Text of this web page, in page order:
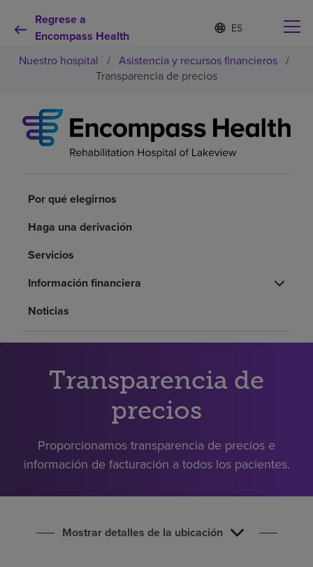
Regrese a
Encompass Health
Lista
de
idiomas
contraída
d
o
m
e
c
Por qué debe elegirnos
Servicios de rehabilitación
Pacientes y cuidadores
Acerca de nosotros
Inversores
Nuestro hospital / Asistencia y recursos financieros /
Transparencia de precios
Por qué elegirnos
Haga una derivación
Servicios
Información financiera
Noticias
Transparencia de
precios
Proporcionamos transparencia de precios e
información de facturación a todos los pacientes.
Mostrar detalles de la ubicación